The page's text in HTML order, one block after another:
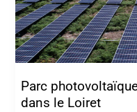
Parc
dans le Loiret